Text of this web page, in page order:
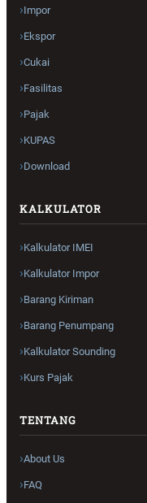
Impor
Ekspor
Cukai
Fasilitas
Pajak
KUPAS
Download
KALKULATOR
Kalkulator IMEI
Kalkulator Impor
Barang Kiriman
Barang Penumpang
Kalkulator Sounding
Kurs Pajak
TENTANG
About Us
FAQ